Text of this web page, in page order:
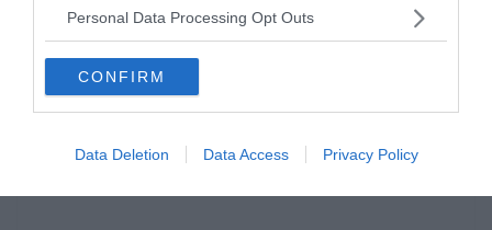
Personal Data Processing Opt Outs
CONFIRM
Data Deletion Data Access Privacy Policy